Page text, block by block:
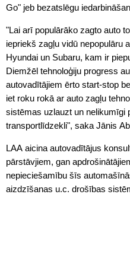
Go" jeb bezatslēgu
"Lai arī populārāko zagto auto
iepriekš zagļu vidū nepopulāru
Hyundai un Subaru, kam ir
Diemžēl tehnoloģiju progress
autovadītājiem ērto start-stop
iet roku rokā ar auto zagļu
sistēmas uzlauzt un nelikumīgi
transportlīdzekli", saka Jānis
LAA aicina autovadītājus
pārstāvjiem, gan
nepieciešamību šīs
aizdzīšanas u.c. drošības